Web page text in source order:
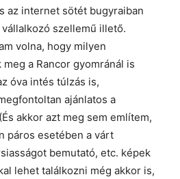
az internet sötét bugyraiban
szellemű illető.
volna, hogy milyen
a Rancor gyomránál is
óva intés túlzás is,
ajánlatos a
akkor azt meg sem említem,
páros esetében a várt
bemutató, etc. képek
lehet találkozni még akkor is,